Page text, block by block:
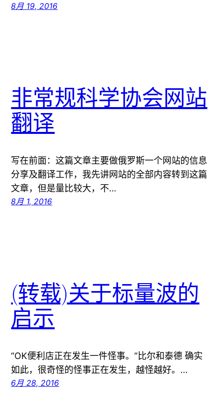
8月 19, 2016
非常规科学协会网站
翻译
写在前面：这篇文章主要做俄罗斯一个网站的信息
分享及翻译工作，我先讲网站的全部内容转到这篇
文章，但是量比较大，不…
8月 1, 2016
(转载)关于标量波的
启示
“OK便利店正在发生一件怪事。”比尔和泰德 确实
如此，很奇怪的怪事正在发生，越怪越好。…
6月 28, 2016